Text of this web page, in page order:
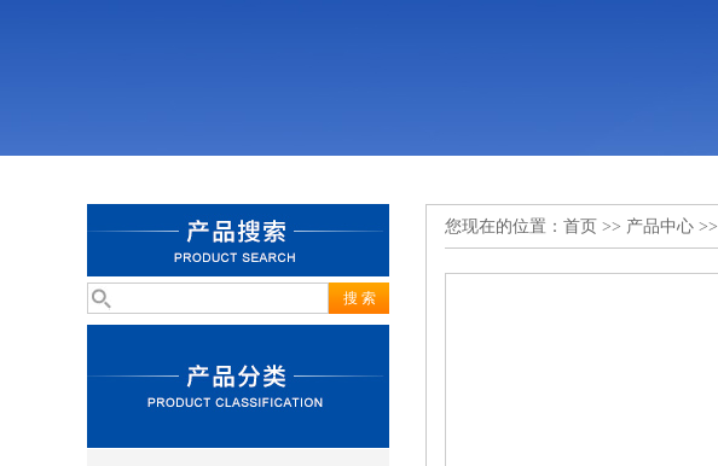
您现在的位置： 首页 >> 产品中心 >>